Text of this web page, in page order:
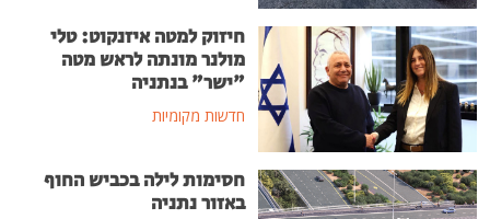
חיזוק למטה איזנקוט: טלי
מולנר מונתה לראש מטה
"ישר" בנתניה
חדשות מקומיות
חסימות לילה בכביש החוף
באזור נתניה